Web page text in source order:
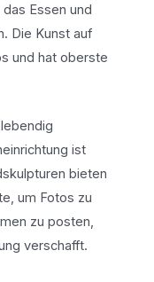
Essen und
Die Kunst auf
und hat oberste
ist
bieten
um Fotos zu
zu posten,
verschafft.